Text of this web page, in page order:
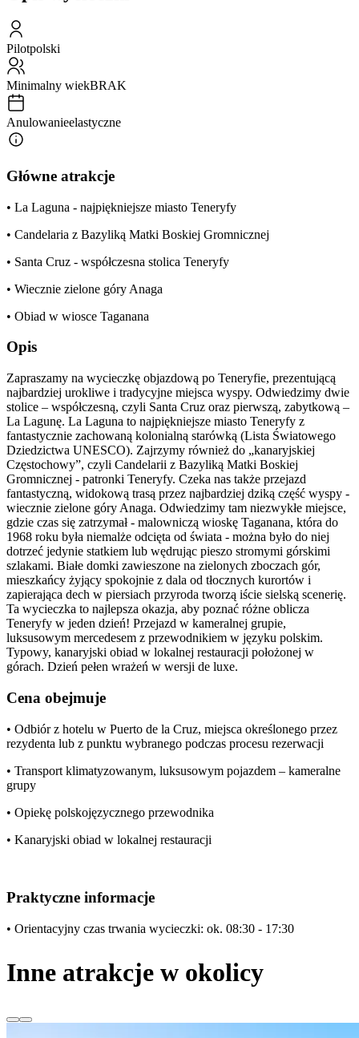
Pilotpolski
Minimalny wiekBRAK
Anulowanieelastyczne
Główne atrakcje
• La Laguna - najpiękniejsze miasto Teneryfy
• Candelaria z Bazyliką Matki Boskiej Gromnicznej
• Santa Cruz - współczesna stolica Teneryfy
• Wiecznie zielone góry Anaga
• Obiad w wiosce Taganana
Opis
Zapraszamy na wycieczkę objazdową po Teneryfie, prezentującą
najbardziej urokliwe i tradycyjne miejsca wyspy. Odwiedzimy dwie
stolice – współczesną, czyli Santa Cruz oraz pierwszą, zabytkową –
La Lagunę. La Laguna to najpiękniejsze miasto Teneryfy z
fantastycznie zachowaną kolonialną starówką (Lista Światowego
Dziedzictwa UNESCO). Zajrzymy również do „kanaryjskiej
Częstochowy”, czyli Candelarii z Bazyliką Matki Boskiej
Gromnicznej - patronki Teneryfy. Czeka nas także przejazd
fantastyczną, widokową trasą przez najbardziej dziką część wyspy -
wiecznie zielone góry Anaga. Odwiedzimy tam niezwykłe miejsce,
gdzie czas się zatrzymał - malowniczą wioskę Taganana, która do
1968 roku była niemalże odcięta od świata - można było do niej
dotrzeć jedynie statkiem lub wędrując pieszo stromymi górskimi
szlakami. Białe domki zawieszone na zielonych zboczach gór,
mieszkańcy żyjący spokojnie z dala od tłocznych kurortów i
zapierająca dech w piersiach przyroda tworzą iście sielską scenerię.
Ta wycieczka to najlepsza okazja, aby poznać różne oblicza
Teneryfy w jeden dzień! Przejazd w kameralnej grupie,
luksusowym mercedesem z przewodnikiem w języku polskim.
Typowy, kanaryjski obiad w lokalnej restauracji położonej w
górach. Dzień pełen wrażeń w wersji de luxe.
Cena obejmuje
• Odbiór z hotelu w Puerto de la Cruz, miejsca określonego przez
rezydenta lub z punktu wybranego podczas procesu rezerwacji
• Transport klimatyzowanym, luksusowym pojazdem – kameralne
grupy
• Opiekę polskojęzycznego przewodnika
• Kanaryjski obiad w lokalnej restauracji
Praktyczne informacje
• Orientacyjny czas trwania wycieczki: ok. 08:30 - 17:30
Inne atrakcje w okolicy